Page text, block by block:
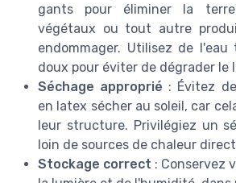
gants pour éliminer la
végétaux ou tout autre
endommager. Utilisez de
doux pour éviter de dégrader le
Séchage approprié : Évitez
en latex sécher au soleil, car
leur structure. Privilégiez un
loin de sources de chaleur
Stockage correct : Conservez